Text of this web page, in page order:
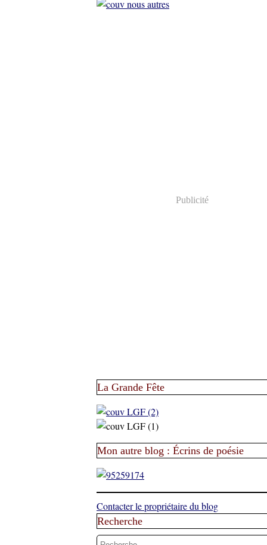
Publicité
La Grande Fête
Mon autre blog : Écrins de poésie
Contacter le propriétaire du blog
Recherche